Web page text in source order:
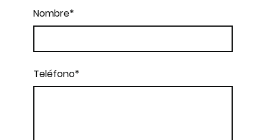
Nombre*
Teléfono*